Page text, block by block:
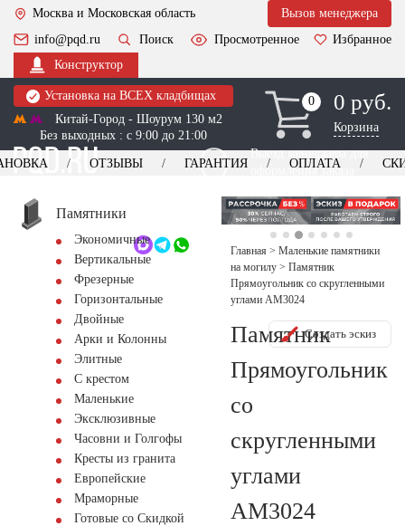
Москва и Московская область
Вызов менеджера
info@pqd.ru
Поиск Просмотренное
Избранное
Конструктор
Установка на ВСЕХ кладбищах
Китай-Город - Шоурум 130 м2
Без выходных : с 9:00 до 21:00
0
0 0 руб.
Корзина
Выезд менеджера для
оформления заказа
+7 (495) 518-44-23
Обратный звонок
ОТЗЫВЫ ГАРАНТИЯ ОПЛАТА
Памятники
Экономичные
Вертикальные
Фрезерные
Горизонтальные
Двойные
Арки и Колонны
Элитные
С крестом
Маленькие
Эксклюзивные
Часовни и Голгофы
Кресты из гранита
Европейские
Мраморные
Готовые со Скидкой
Главная > Маленькие памятники
на могилу > Памятник
Прямоугольник со скругленными
углами AM3024
Памятник
Прямоугольник
со
скругленными
углами
AM3024
Создать эскиз